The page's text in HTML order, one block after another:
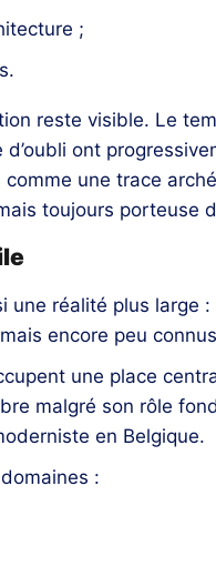
;
reste visible. Le
ont
une trace
toujours porteuse
une réalité plus large
encore peu
une place
malgré son rôle
en Belgique.
: